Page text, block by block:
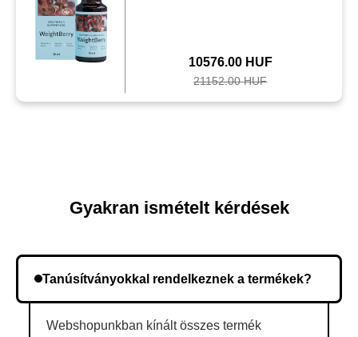
10576.00 HUF
21152.00 HUF
Gyakran ismételt kérdések
Tanúsítványokkal rendelkeznek a termékek?
Webshopunkban kínált összes termék